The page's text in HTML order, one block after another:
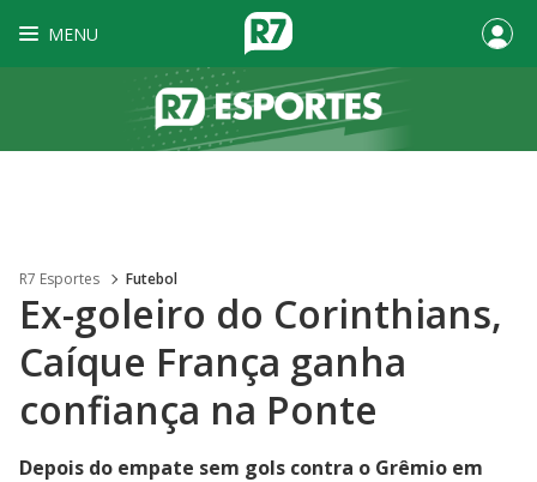
MENU
R7 Esportes Futebol
Ex-goleiro do Corinthians,
Caíque França ganha
confiança na Ponte
Depois do empate sem gols contra o Grêmio em